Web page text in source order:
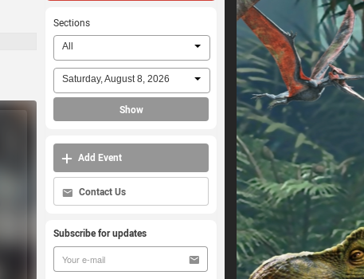
Sections
All
Saturday, August 8, 2026
Show
Add Event
Contact Us
Subscribe for updates